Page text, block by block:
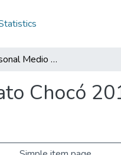
Planta de Personal Medio Atrato Chocó 2012 - 2013: PP Medio Atrato Chocó 2012 - 2013
Chocó